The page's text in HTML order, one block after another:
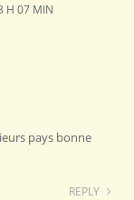
H 07 MIN
pays bonne
REPLY